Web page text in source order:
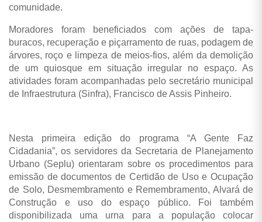
comunidade.
Moradores foram beneficiados com ações de tapa-
buracos, recuperação e piçarramento de ruas, podagem de
árvores, roço e limpeza de meios-fios, além da demolição
de um quiosque em situação irregular no espaço. As
atividades foram acompanhadas pelo secretário municipal
de Infraestrutura (Sinfra), Francisco de Assis Pinheiro.
Nesta primeira edição do programa “A Gente Faz
Cidadania”, os servidores da Secretaria de Planejamento
Urbano (Seplu) orientaram sobre os procedimentos para
emissão de documentos de Certidão de Uso e Ocupação
de Solo, Desmembramento e Remembramento, Alvará de
Construção e uso do espaço público. Foi também
disponibilizada uma urna para a população colocar